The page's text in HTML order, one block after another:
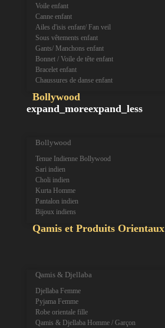
Voile enfant
Canne enfant
Ailes d'isis enfant/ Fan veil
Sous vêtements enfant
Gants/ Manchons enfant
Bonnet / Voile de tête enfant
Bracelet enfant
Chaussures de danse enfant
Bollywood
expand_moreexpand_less
Bollywood
Tenue Indienne Bollywood
Sari indien
Choli indien
Kurta Homme
Pantalon indien
Bijoux indiens
Qamis et Produits Orientaux
Qamis & Djellaba
Djellaba Femme
Pyjama Femme
Robe orientale fille
Qamis & Djellaba Homme / Garçon